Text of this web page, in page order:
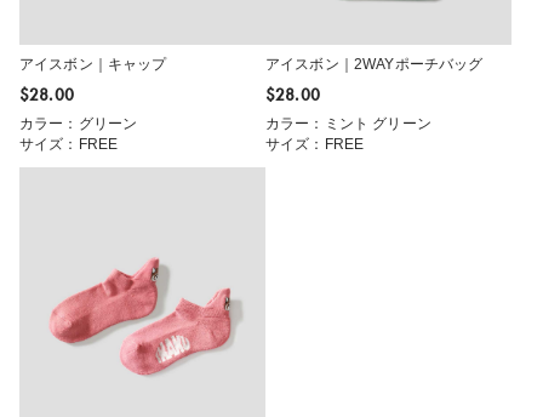
アイスボン｜キャップ
$‌28.00
カラー：グリーン
サイズ：FREE
アイスボン｜2WAYポーチバッグ
$‌28.00
カラー：ミント グリーン
サイズ：FREE